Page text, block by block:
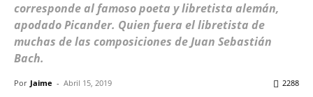
corresponde al famoso poeta y libretista alemán,
apodado Picander. Quien fuera el libretista de
muchas de las composiciones de Juan Sebastián
Bach.
Por Jaime - Abril 15, 2019 2288